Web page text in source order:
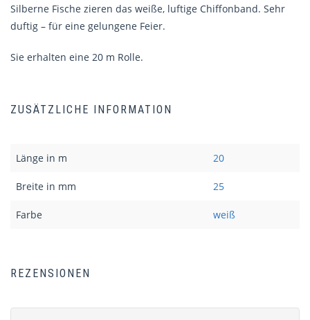
Silberne Fische zieren das weiße, luftige Chiffonband. Sehr
duftig – für eine gelungene Feier.
Sie erhalten eine 20 m Rolle.
ZUSÄTZLICHE INFORMATION
Länge in m 20
Breite in mm 25
Farbe weiß
REZENSIONEN